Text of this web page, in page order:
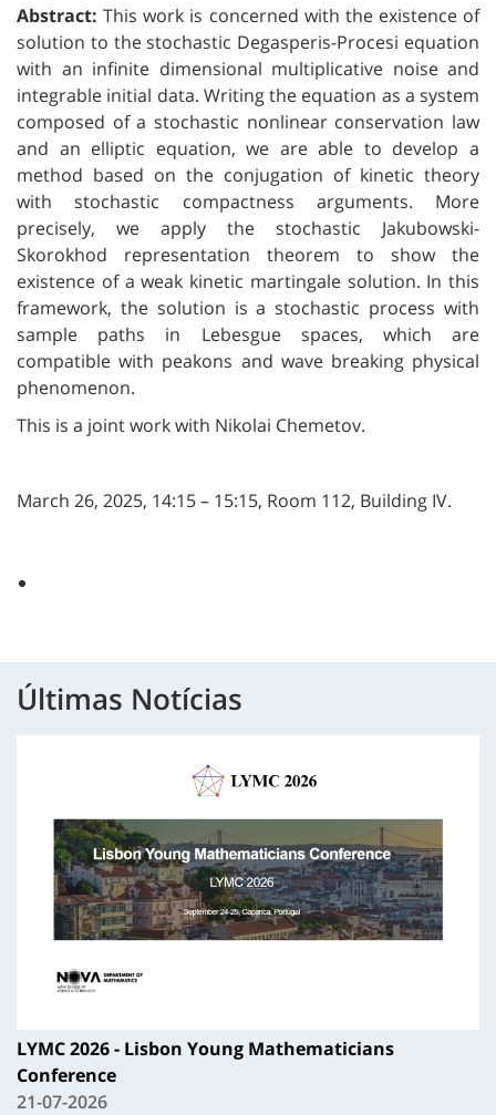
Abstract: This work is concerned with the existence of
solution to the stochastic Degasperis-Procesi equation
with an infinite dimensional multiplicative noise and
integrable initial data. Writing the equation as a system
composed of a stochastic nonlinear conservation law
and an elliptic equation, we are able to develop a
method based on the conjugation of kinetic theory
with stochastic compactness arguments. More
precisely, we apply the stochastic Jakubowski-
Skorokhod representation theorem to show the
existence of a weak kinetic martingale solution. In this
framework, the solution is a stochastic process with
sample paths in Lebesgue spaces, which are
compatible with peakons and wave breaking physical
phenomenon.
This is a joint work with Nikolai Chemetov.
March 26, 2025, 14:15 – 15:15, Room 112, Building IV.
Últimas Notícias
LYMC 2026 - Lisbon Young Mathematicians
Conference
21-07-2026